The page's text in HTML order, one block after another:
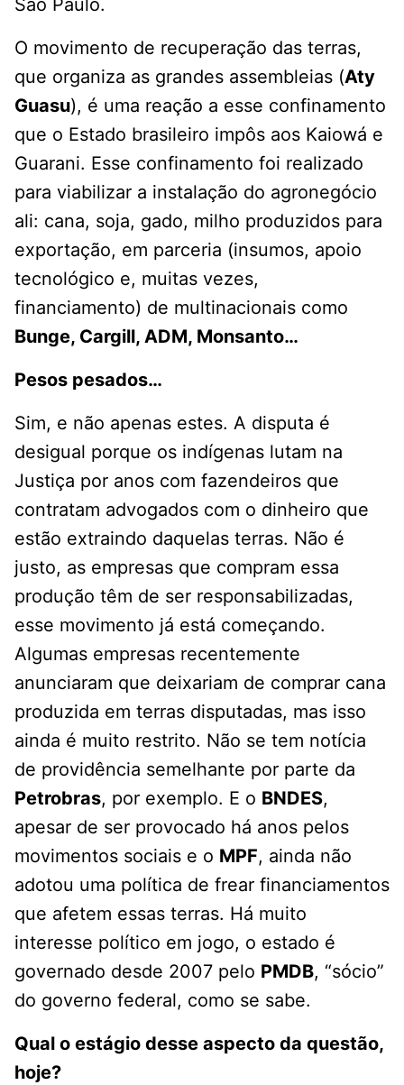
São Paulo.
O movimento de recuperação das terras,
que organiza as grandes assembleias (Aty
Guasu), é uma reação a esse confinamento
que o Estado brasileiro impôs aos Kaiowá e
Guarani. Esse confinamento foi realizado
para viabilizar a instalação do agronegócio
ali: cana, soja, gado, milho produzidos para
exportação, em parceria (insumos, apoio
tecnológico e, muitas vezes,
financiamento) de multinacionais como
Bunge, Cargill, ADM, Monsanto…
Pesos pesados…
Sim, e não apenas estes. A disputa é
desigual porque os indígenas lutam na
Justiça por anos com fazendeiros que
contratam advogados com o dinheiro que
estão extraindo daquelas terras. Não é
justo, as empresas que compram essa
produção têm de ser responsabilizadas,
esse movimento já está começando.
Algumas empresas recentemente
anunciaram que deixariam de comprar cana
produzida em terras disputadas, mas isso
ainda é muito restrito. Não se tem notícia
de providência semelhante por parte da
Petrobras, por exemplo. E o BNDES,
apesar de ser provocado há anos pelos
movimentos sociais e o MPF, ainda não
adotou uma política de frear financiamentos
que afetem essas terras. Há muito
interesse político em jogo, o estado é
governado desde 2007 pelo PMDB, “sócio”
do governo federal, como se sabe.
Qual o estágio desse aspecto da questão,
hoje?